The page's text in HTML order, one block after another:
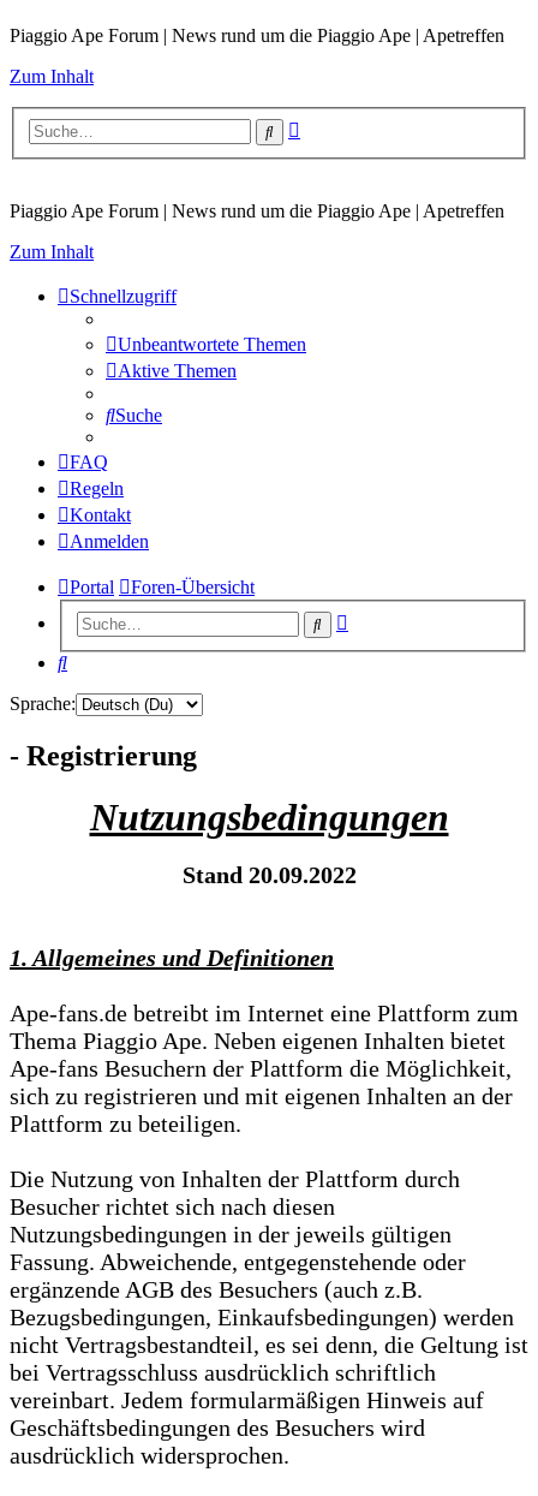
Piaggio Ape Forum | News rund um die Piaggio Ape | Apetreffen
Zum Inhalt
Suche
Piaggio Ape Forum | News rund um die Piaggio Ape | Apetreffen
Zum Inhalt
Schnellzugriff
Unbeantwortete Themen
Aktive Themen
Suche
FAQ
Regeln
Kontakt
Anmelden
Portal Foren-Übersicht
Suche
Suche
Sprache:
- Registrierung
Nutzungsbedingungen
Stand 20.09.2022
1. Allgemeines und Definitionen
Ape-fans.de betreibt im Internet eine Plattform zum
Thema Piaggio Ape. Neben eigenen Inhalten bietet
Ape-fans Besuchern der Plattform die Möglichkeit,
sich zu registrieren und mit eigenen Inhalten an der
Plattform zu beteiligen.
Die Nutzung von Inhalten der Plattform durch
Besucher richtet sich nach diesen
Nutzungsbedingungen in der jeweils gültigen
Fassung. Abweichende, entgegenstehende oder
ergänzende AGB des Besuchers (auch z.B.
Bezugsbedingungen, Einkaufsbedingungen) werden
nicht Vertragsbestandteil, es sei denn, die Geltung ist
bei Vertragsschluss ausdrücklich schriftlich
vereinbart. Jedem formularmäßigen Hinweis auf
Geschäftsbedingungen des Besuchers wird
ausdrücklich widersprochen.